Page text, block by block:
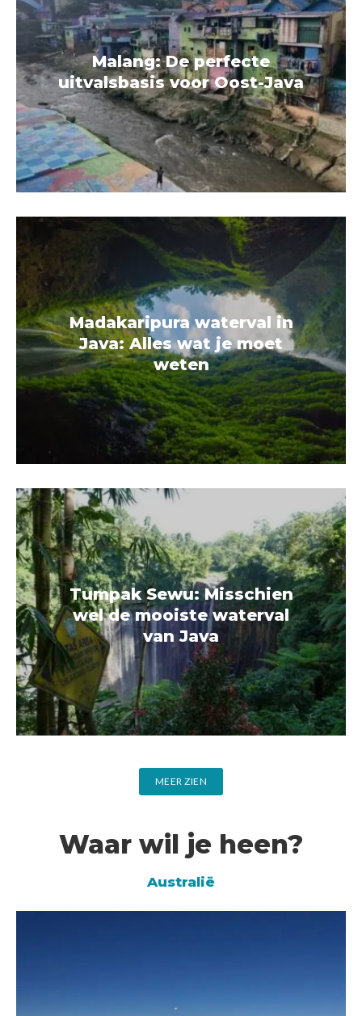
Malang: De perfecte
uitvalsbasis voor Oost-Java
Madakaripura waterval in
Java: Alles wat je moet
weten
Tumpak Sewu: Misschien
wel de mooiste waterval
van Java
MEER ZIEN
Waar wil je heen?
Australië